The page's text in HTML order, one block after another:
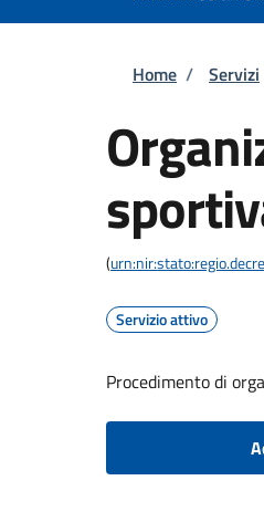
Home / Servizi
(
Servizio attivo
Procedimento di